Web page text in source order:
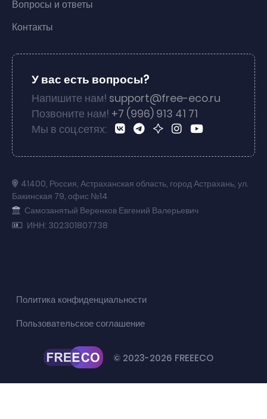
Вопросы и ответы
Контакты
У вас есть вопросы?
Напишите нам! support@free-eco.ru
Позвоните нам! +7 (996) 913 41 71
Мы в соц.сетях:
41400, Россия, Астраханская область, город Астрахань, ул.
Бакинская 79, офис №14
Самозанятый Веренков Евгений Валерьевич
ИНН: 302301807738
© 2023-2026 FREEECO
Политика конфиденциальности
Пользовательское соглашение